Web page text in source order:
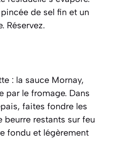
de sel fin et un
Réservez.
: la sauce Mornay,
par le fromage. Dans
faites fondre les
restants sur feu
fondu et légèrement